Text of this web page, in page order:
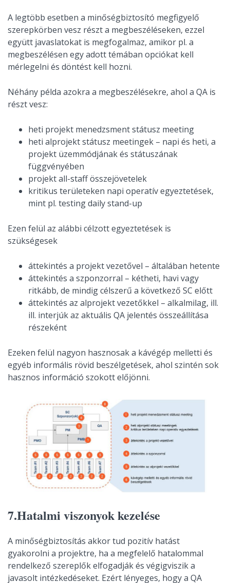
A legtöbb esetben a minőségbiztosító megfigyelő
szerepkörben vesz részt a megbeszéléseken, ezzel
együtt javaslatokat is megfogalmaz, amikor pl. a
megbeszélésen egy adott témában opciókat kell
mérlegelni és döntést kell hozni.
Néhány példa azokra a megbeszélésekre, ahol a QA is
részt vesz:
heti projekt menedzsment státusz meeting
heti alprojekt státusz meetingek – napi és heti, a
projekt üzemmódjának és státuszának
függvényében
projekt all-staff összejövetelek
kritikus területeken napi operatív egyeztetések,
mint pl. testing daily stand-up
Ezen felül az alábbi célzott egyeztetések is
szükségesek
áttekintés a projekt vezetővel – általában hetente
áttekintés a szponzorral – kétheti, havi vagy
ritkább, de mindig célszerű a következő SC előtt
áttekintés az alprojekt vezetőkkel – alkalmilag, ill.
ill. interjúk az aktuális QA jelentés összeállítása
részeként
Ezeken felül nagyon hasznosak a kávégép melletti és
egyéb informális rövid beszélgetések, ahol szintén sok
hasznos információ szokott előjönni.
7.Hatalmi viszonyok kezelése
A minőségbiztosítás akkor tud pozitív hatást
gyakorolni a projektre, ha a megfelelő hatalommal
rendelkező szereplők elfogadják és végigviszik a
javasolt intézkedéseket. Ezért lényeges, hogy a QA